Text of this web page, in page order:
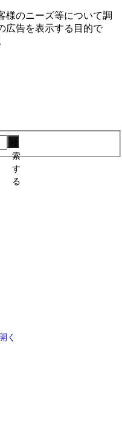
様のニーズ等について調
広告を表⽰する⽬的で
索
す
る
く